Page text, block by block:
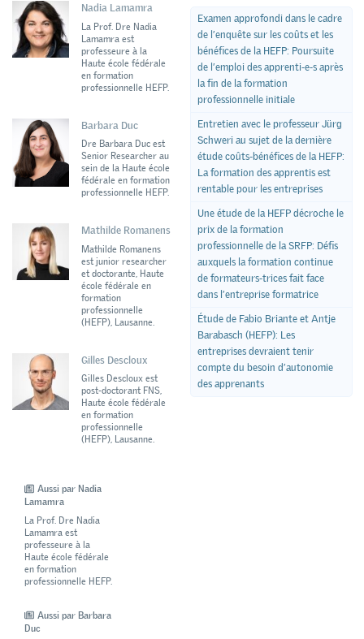
Nadia Lamamra
La Prof. Dre Nadia
Lamamra est
professeure à la
Haute école fédérale
en formation
professionnelle HEFP.
Barbara Duc
Dre Barbara Duc est
Senior Researcher au
sein de la Haute école
fédérale en formation
professionnelle HEFP.
Mathilde Romanens
Mathilde Romanens
est junior researcher
et doctorante, Haute
école fédérale en
formation
professionnelle
(HEFP), Lausanne.
Gilles Descloux
Gilles Descloux est
post-doctorant FNS,
Haute école fédérale
en formation
professionnelle
(HEFP), Lausanne.
Aussi par Nadia
Lamamra
La Prof. Dre Nadia
Lamamra est
professeure à la
Haute école fédérale
en formation
professionnelle HEFP.
Aussi par Barbara
Duc
Examen approfondi dans le cadre
de l’enquête sur les coûts et les
bénéfices de la HEFP: Poursuite
de l’emploi des apprenti-e-s après
la fin de la formation
professionnelle initiale
Entretien avec le professeur Jürg
Schweri au sujet de la dernière
étude coûts-bénéfices de la HEFP:
La formation des apprentis est
rentable pour les entreprises
Une étude de la HEFP décroche le
prix de la formation
professionnelle de la SRFP: Défis
auxquels la formation continue
de formateurs-trices fait face
dans l’entreprise formatrice
Étude de Fabio Briante et Antje
Barabasch (HEFP): Les
entreprises devraient tenir
compte du besoin d’autonomie
des apprenants